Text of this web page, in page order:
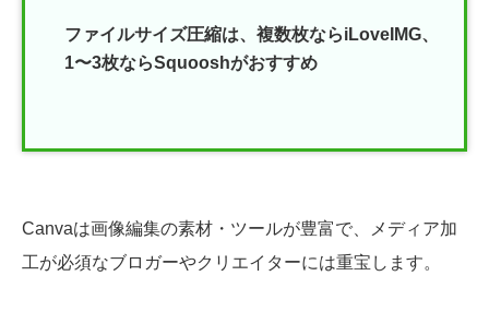
ファイルサイズ圧縮は、複数枚ならiLoveIMG、
1〜3枚ならSquooshがおすすめ
Canvaは画像編集の素材・ツールが豊富で、メディア加
工が必須なブロガーやクリエイターには重宝します。